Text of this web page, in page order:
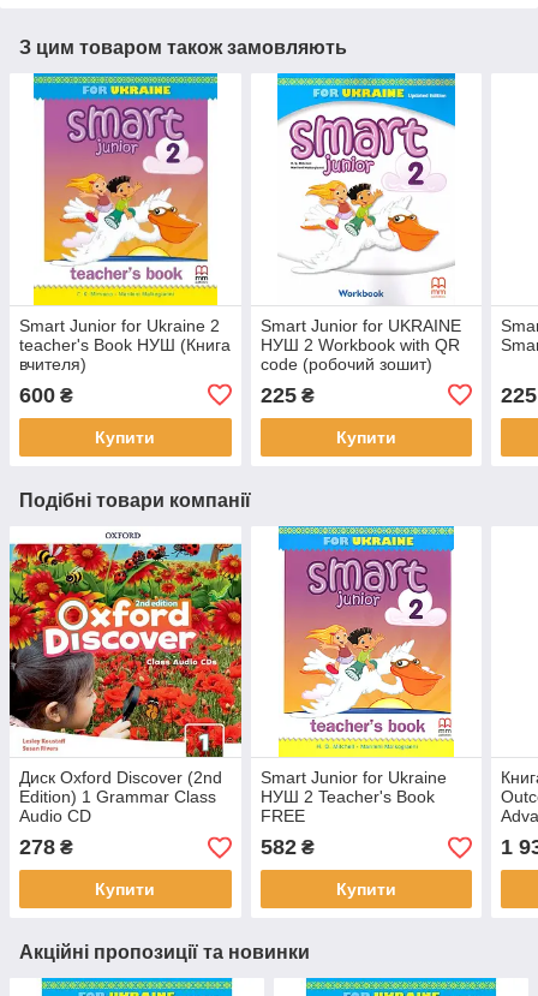
З цим товаром також замовляють
Smart Junior for Ukraine 2
teacher's Book НУШ (Книга
вчителя)
600 ₴
Купити
Smart Junior for UKRAINE
НУШ 2 Workbook with QR
code (робочий зошит)
225₴
Купити
225
Подібні товари компанії
Диск Oxford Discover (2nd
Edition) 1 Grammar Class
Audio CD
278 ₴
Купити
Smart Junior for Ukraine
НУШ 2 Teacher's Book
FREE
582₴
Купити
1
Акційні пропозиції та новинки